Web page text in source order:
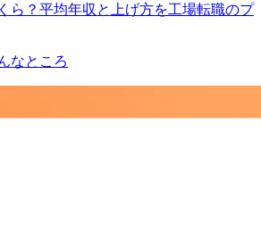
ら？平均年収と上げ方を工場転職のプ
なところ